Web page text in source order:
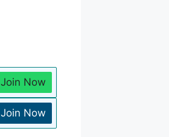
Join Now
Join Now